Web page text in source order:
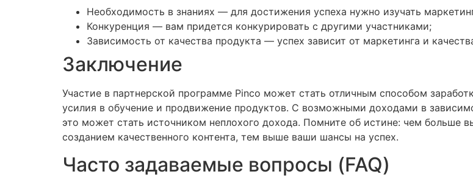
Необходимость в знаниях — для достижения успеха нужно изучать
Конкуренция — вам придется конкурировать с другими участниками;
Зависимость от качества продукта — успех зависит от маркетинга и
Заключение
Участие в партнерской программе Pinco может стать отличным способом
усилия в обучение и продвижение продуктов. С возможными доходами в
это может стать источником неплохого дохода. Помните об истине: чем больше
созданием качественного контента, тем выше ваши шансы на успех.
Часто задаваемые вопросы (FAQ)